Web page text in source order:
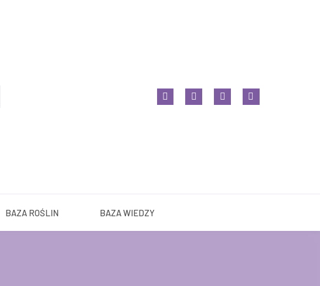
BAZA ROŚLIN BAZA WIEDZY